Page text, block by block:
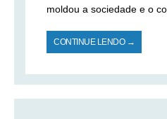
moldou a sociedade e o
CONTINUE LENDO →